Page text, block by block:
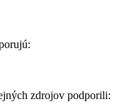
zdrojov podporili: